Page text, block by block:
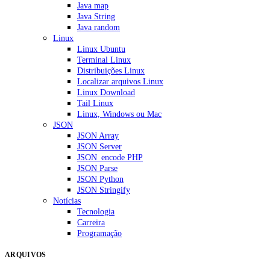
Java map
Java String
Java random
Linux
Linux Ubuntu
Terminal Linux
Distribuições Linux
Localizar arquivos Linux
Linux Download
Tail Linux
Linux, Windows ou Mac
JSON
JSON Array
JSON Server
JSON_encode PHP
JSON Parse
JSON Python
JSON Stringify
Notícias
Tecnologia
Carreira
Programação
ARQUIVOS